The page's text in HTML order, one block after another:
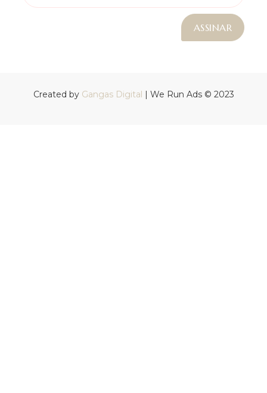
Created by Gangas Digital | We Run Ads © 2023